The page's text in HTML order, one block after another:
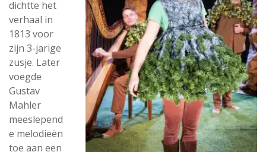
dichtte het
verhaal in
1813 voor
zijn 3-jarige
zusje. Later
voegde
Gustav
Mahler
meeslepend
e melodieën
toe aan een